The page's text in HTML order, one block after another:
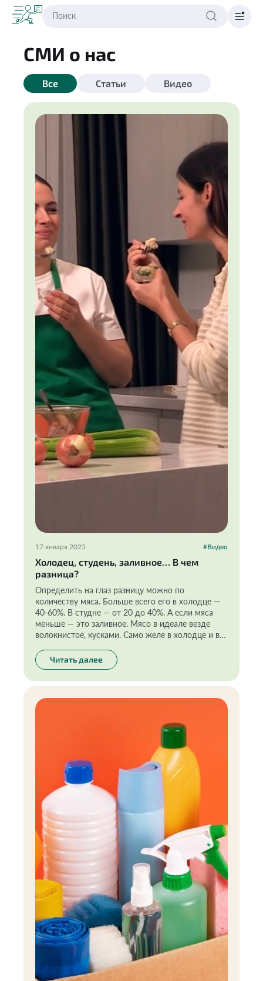
СМИ о нас
Все Статьи Видео
17 января 2025 #Видео
Холодец, студень, заливное… В чем
разница?
Определить на глаз разницу можно по
количеству мяса. Больше всего его в холодце —
40-60%. В студне — от 20 до 40%. А если мяса
меньше — это заливное. Мясо в идеале везде
волокнистое, кусками. Само желе в холодце и в
составе не должно быть сахара и усилителей
вкуса.
Читать далее